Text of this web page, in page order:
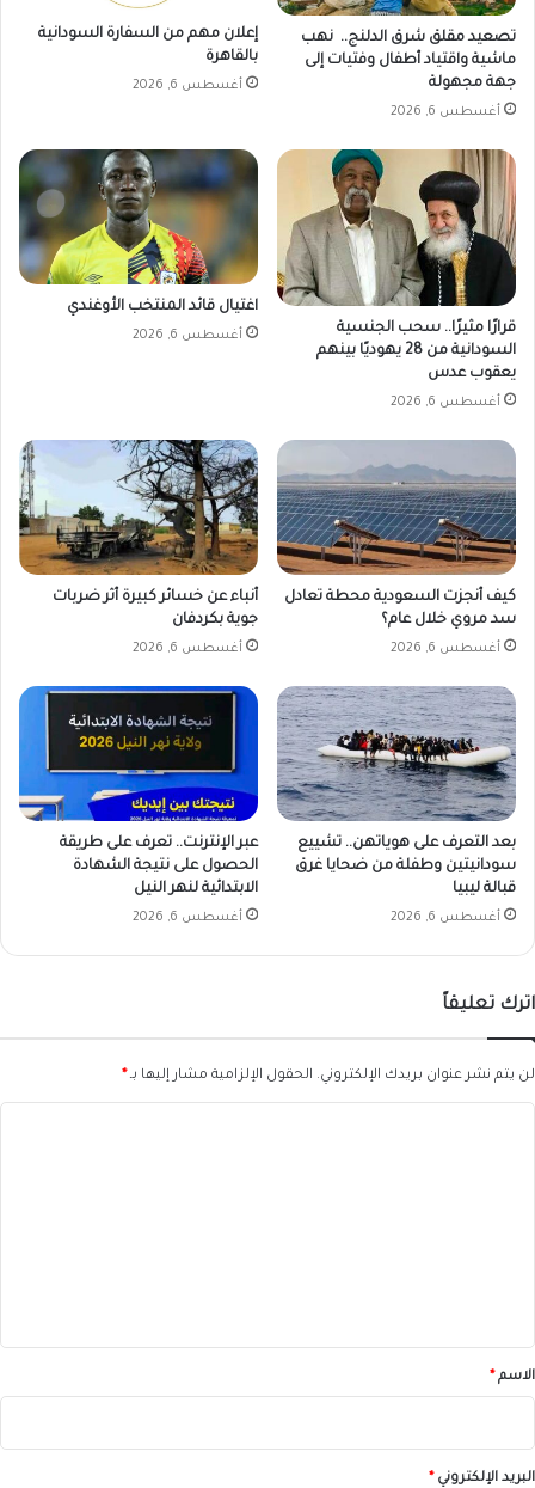
ر
ك
ي
ا
تصعيد مقلق شرق الدلنج.. نهب
ماشية واقتياد أطفال وفتيات إلى
جهة مجهولة
أغسطس 6, 2026
إعلان مهم من السفارة السودانية
بالقاهرة
أغسطس 6, 2026
قرارًا مثيرًا.. سحب الجنسية
السودانية من 28 يهوديًا بينهم
يعقوب عدس
أغسطس 6, 2026
اغتيال قائد المنتخب الأوغندي
أغسطس 6, 2026
كيف أنجزت السعودية محطة تعادل
سد مروي خلال عام؟
أغسطس 6, 2026
أنباء عن خسائر كبيرة أثر ضربات
جوية بكردفان
أغسطس 6, 2026
بعد التعرف على هوياتهن.. تشييع
سودانيتين وطفلة من ضحايا غرق
قبالة ليبيا
أغسطس 6, 2026
عبر الإنترنت.. تعرف على طريقة
الحصول على نتيجة الشهادة
الابتدائية لنهر النيل
أغسطس 6, 2026
اترك تعليقاً
لن يتم نشر عنوان بريدك الإلكتروني. الحقول الإلزامية مشار إليها بـ*
*الاسم*
البريد الإلكتروني*